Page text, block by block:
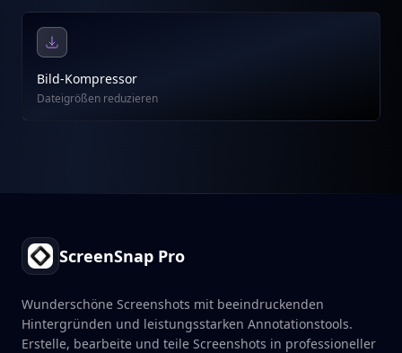
Bild-Kompressor
Dateigrößen reduzieren
ScreenSnap Pro
Wunderschöne Screenshots mit beeindruckenden
Hintergründen und leistungsstarken Annotationstools.
Erstelle, bearbeite und teile Screenshots in professioneller